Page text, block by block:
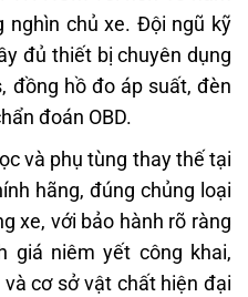
nghìn chủ xe. Đội ngũ kỹ
đủ thiết bị chuyên dụng
đồng hồ đo áp suất, đèn
đoán OBD.
và phụ tùng thay thế tại
hãng, đúng chủng loại
xe, với bảo hành rõ ràng
giá niêm yết công khai,
cơ sở vật chất hiện đại